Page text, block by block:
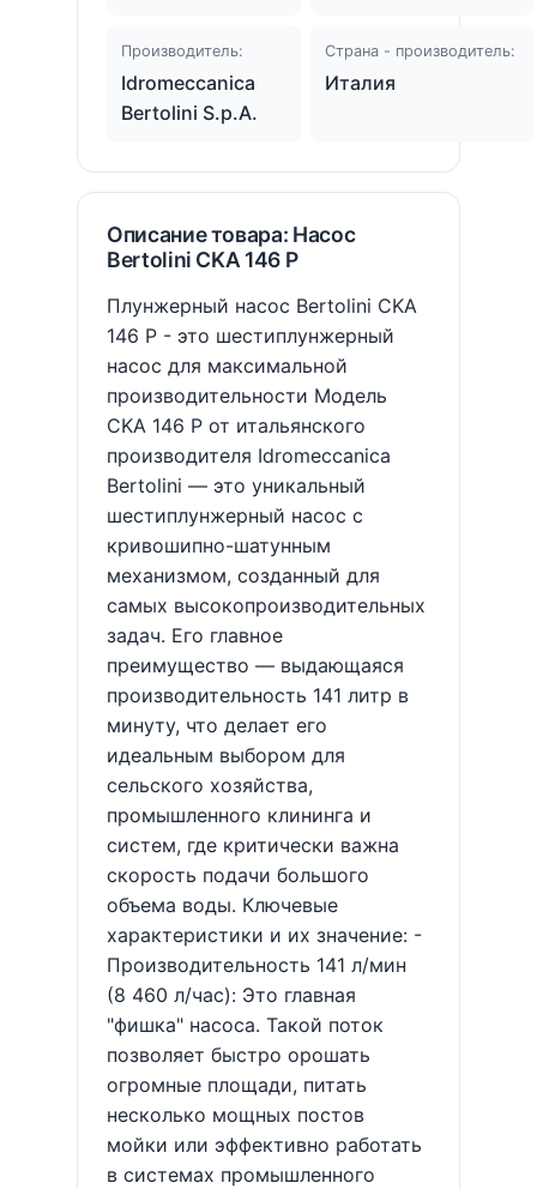
Производитель:
Idromeccanica
Bertolini S.p.A.
Страна - производитель:
Италия
Описание товара: Насос
Bertolini CKA 146 P
Плунжерный насос Bertolini CKA
146 P - это шестиплунжерный
насос для максимальной
производительности Модель
CKA 146 P от итальянского
производителя Idromeccanica
Bertolini — это уникальный
шестиплунжерный насос с
кривошипно-шатунным
механизмом, созданный для
самых высокопроизводительных
задач. Его главное
преимущество — выдающаяся
производительность 141 литр в
минуту, что делает его
идеальным выбором для
сельского хозяйства,
промышленного клининга и
систем, где критически важна
скорость подачи большого
объема воды. Ключевые
характеристики и их значение: -
Производительность 141 л/мин
(8 460 л/час): Это главная
"фишка" насоса. Такой поток
позволяет быстро орошать
огромные площади, питать
несколько мощных постов
мойки или эффективно работать
в системах промышленного